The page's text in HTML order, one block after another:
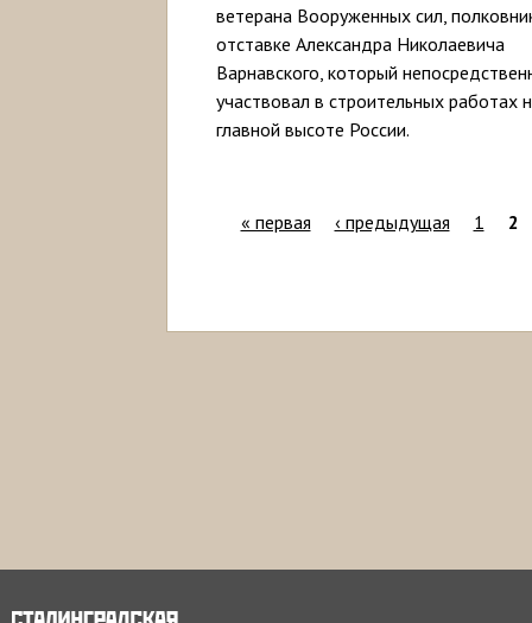
ветерана Вооруженных сил,
отставке Александра Николаевича
Варнавского, который
участвовал в строительных работах
главной высоте России.
« первая ‹ предыдущая 1 2